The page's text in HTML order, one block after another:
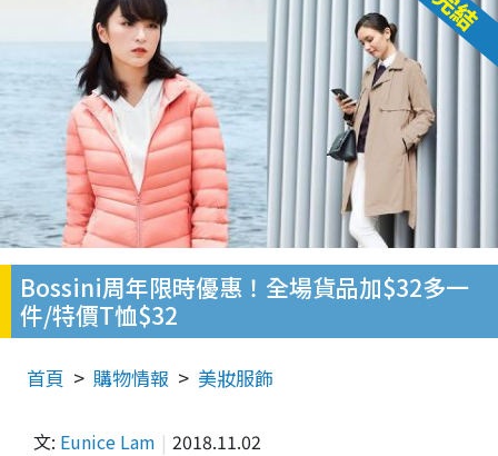
Bossini周年限時優惠！全場貨品加$32多一
件/特價T恤$32
首頁 購物情報 美妝服飾
文: Eunice Lam 2018.11.02